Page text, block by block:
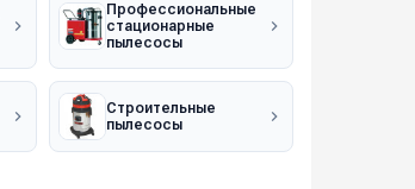
Профессиональные
стационарные
пылесосы
Строительные
пылесосы